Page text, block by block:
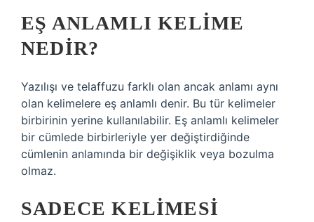
EŞ ANLAMLI KELIME
NEDIR?
Yazılışı ve telaffuzu farklı olan ancak anlamı aynı
olan kelimelere eş anlamlı denir. Bu tür kelimeler
birbirinin yerine kullanılabilir. Eş anlamlı kelimeler
bir cümlede birbirleriyle yer değiştirdiğinde
cümlenin anlamında bir değişiklik veya bozulma
olmaz.
SADECE KELIMESI